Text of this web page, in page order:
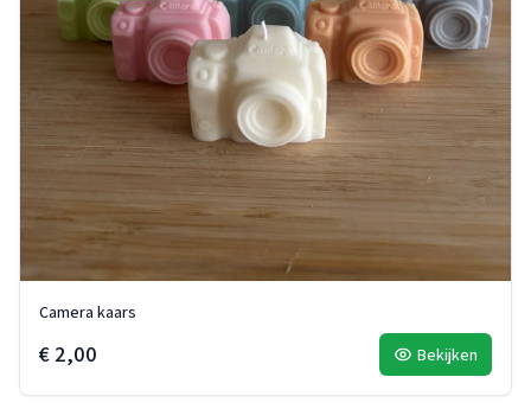
Camera kaars
€ 2,00 Bekijken